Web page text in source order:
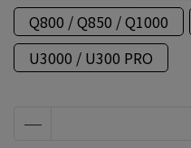
Q800 / Q850 / Q1000
U3000 / U300 PRO